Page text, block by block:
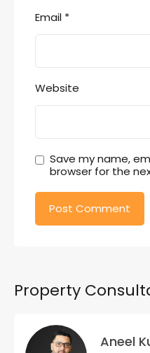
Email *
Website
Save my name,
browser for the
Property
Aneel